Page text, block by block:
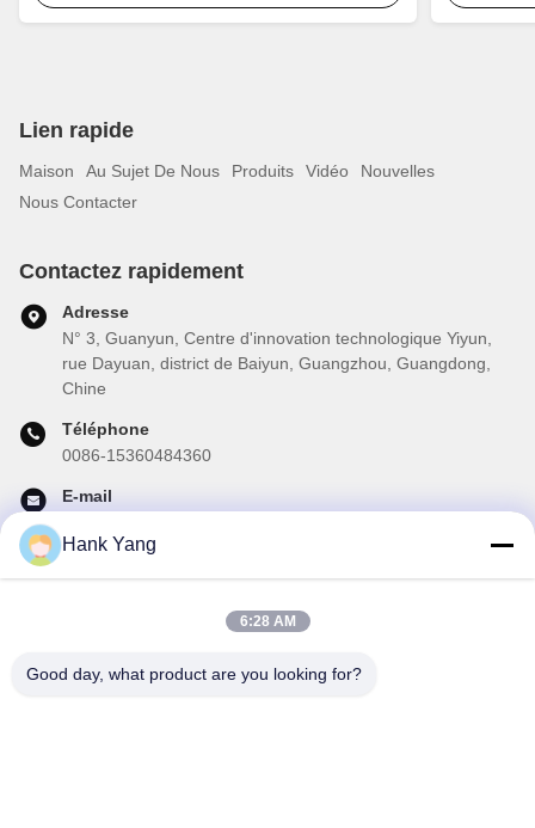
Lien rapide
Maison Au Sujet De Nous Produits Vidéo
Nouvelles
Nous Contacter
Contactez rapidement
Adresse
N° 3, Guanyun, Centre d'innovation technologique Yiyun,
rue Dayuan, district de Baiyun, Guangzhou, Guangdong,
Chine
Téléphone
0086-15360484360
E-mail
Abonnez-vous à notre newsletter pour des réductions et plus
Hank Yang
6:28 AM
Good day, what product are you looking for?